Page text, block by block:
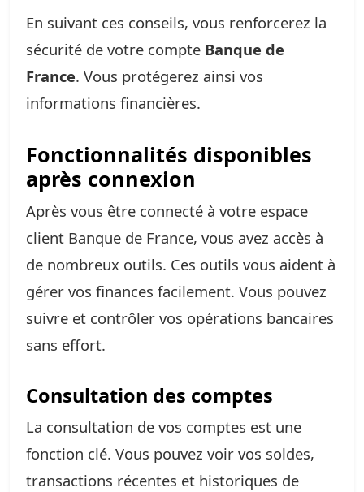
En suivant ces conseils, vous renforcerez la
sécurité de votre compte Banque de
France. Vous protégerez ainsi vos
informations financières.
Fonctionnalités disponibles
après connexion
Après vous être connecté à votre espace
client Banque de France, vous avez accès à
de nombreux outils. Ces outils vous aident à
gérer vos finances facilement. Vous pouvez
suivre et contrôler vos opérations bancaires
sans effort.
Consultation des comptes
La consultation de vos comptes est une
fonction clé. Vous pouvez voir vos soldes,
transactions récentes et historiques de